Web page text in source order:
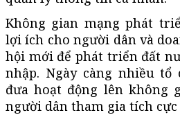
Không gian mạng phát
lợi ích cho người dân và
hội mới để phát triển đất
nhập. Ngày càng nhiều tổ
đưa hoạt động lên không
người dân tham gia tích cực